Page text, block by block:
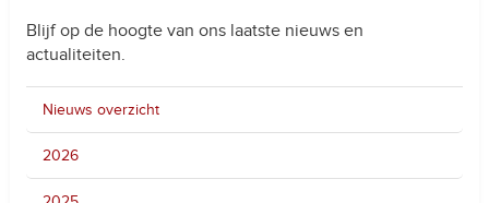
Blijf op de hoogte van ons laatste nieuws en
actualiteiten.
Nieuws overzicht
2026